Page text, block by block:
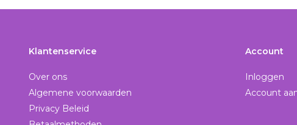
Klantenservice
Over ons
Algemene voorwaarden
Privacy Beleid
Account
Inloggen
Account